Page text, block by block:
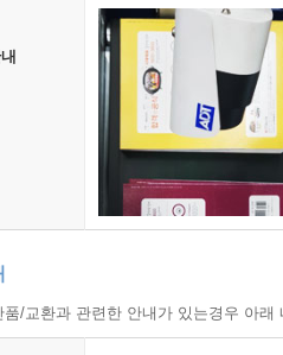
/교환과 관련한 안내가 있는경우 아